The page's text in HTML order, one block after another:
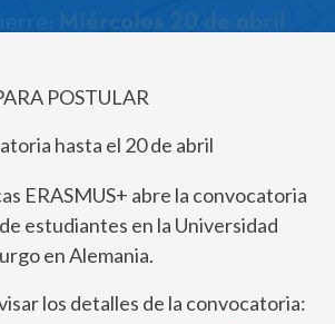
POSTULAR
hasta el 20 de abril
ERASMUS+ abre la convocatoria
estudiantes en la Universidad
en Alemania.
los detalles de la convocatoria: